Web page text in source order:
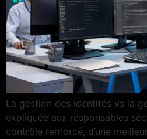
La gestion des identités vs la
expliquée aux responsables
contrôle renforcé, d’une